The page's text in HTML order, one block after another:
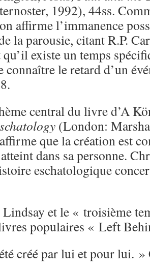
1992), 44ss.
affirme l’immanence
la parousie, citant R.P.
existe un temps
connaître le retard d’un
central du livre d’A
(London:
que la création est
dans sa personne.
eschatologique
et le « troisième
populaires « Left
créé par lui et pour lui. »